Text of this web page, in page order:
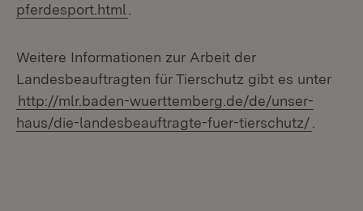
pferdesport.html
Weitere Informationen zur Arbeit der
Landesbeauftragten für Tierschutz gibt es unter
http://mlr.baden-wuerttemberg.de/de/unser-
haus/die-landesbeauftragte-fuer-tierschutz/